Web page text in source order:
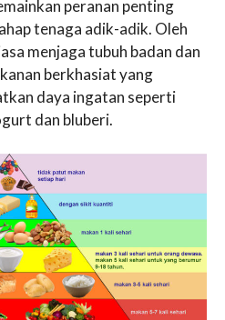
peranan penting
tenaga adik-adik. Oleh
menjaga tubuh badan dan
berkhasiat yang
daya ingatan seperti
dan bluberi.